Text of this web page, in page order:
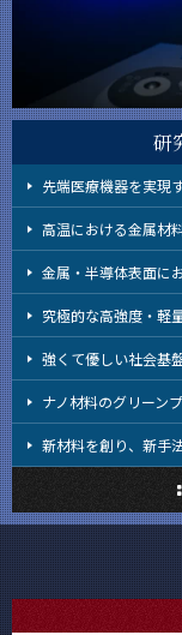
研
先端医療機器を実現
高温における金属材
金属・半導体表面に
究極的な高強度・軽
強くて優しい社会基
ナノ材料のグリーン
新材料を創り、新手
教員・研究室
Faculty and
未来
Future
入学案内
Admissions
材料系 News
News
イベントカレン
Event Calendar